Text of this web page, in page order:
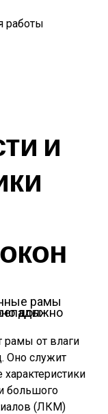
работы
и
рамы от влаги
Оно служит
большого
(ЛКМ)